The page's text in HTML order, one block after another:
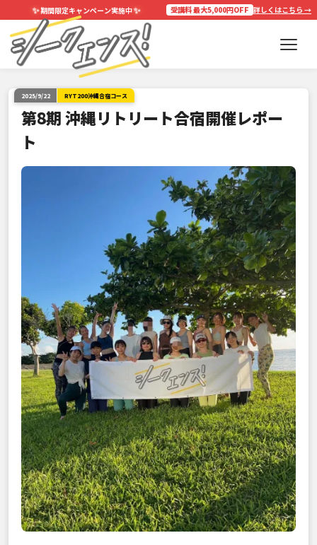
✨期間限定キャンペーン実施中✨ 受講料 最大5,000円OFF 詳しくはこちら →
2025/9/22 RYT200沖縄合宿コース
第8期 沖縄リトリート合宿開催レポー
ト